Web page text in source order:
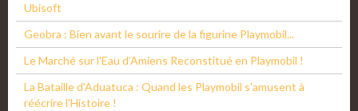
Ubisoft
Geobra : Bien avant le sourire de la figurine Playmobil...
Le Marché sur l'Eau d'Amiens Reconstitué en Playmobil !
La Bataille d'Aduatuca : Quand les Playmobil s'amusent à
réécrire l'Histoire !